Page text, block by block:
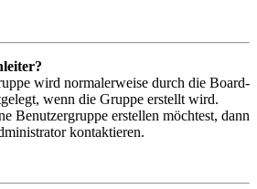
wird normalerweise durch die Board-
wenn die Gruppe erstellt wird.
Benutzergruppe erstellen möchtest, dann
kontaktieren.